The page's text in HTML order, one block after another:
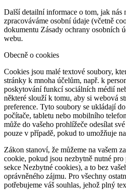
Další detailní informace o tom, jak nás
zpracováváme osobní údaje (včetně
dokumentu Zásady ochrany osobních
webu.
Obecně o cookies
Cookies jsou malé textové soubory,
stránky k mnoha účelům, např. k
poskytování funkcí sociálních médií
některé slouží k tomu, aby si webová
preference. Tyto soubory se ukládají
počítače, tabletu nebo mobilního
může do vašeho prohlížeče odesílat
pouze v případě, pokud to umožňuje
Zákon stanoví, že můžeme na vašem
cookie, pokud jsou nezbytně nutné
sekce Nezbytné cookies), a to bez
oprávněného zájmu. Pro všechny
potřebujeme váš souhlas, jehož plný